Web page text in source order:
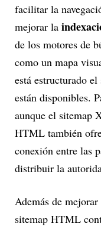
facilitar la
mejorar la
de los motores de
como un mapa
está estructurado
están disponibles.
aunque el sitemap
HTML también
conexión entre las
distribuir la
Además de
sitemap HTML